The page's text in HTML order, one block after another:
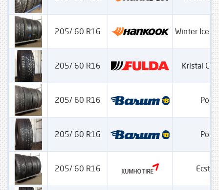
205/ 60 R16 Winter Ice
205/ 60 R16 Kristal
205/ 60 R16
205/ 60 R16
205/ 60 R16 Ecsta